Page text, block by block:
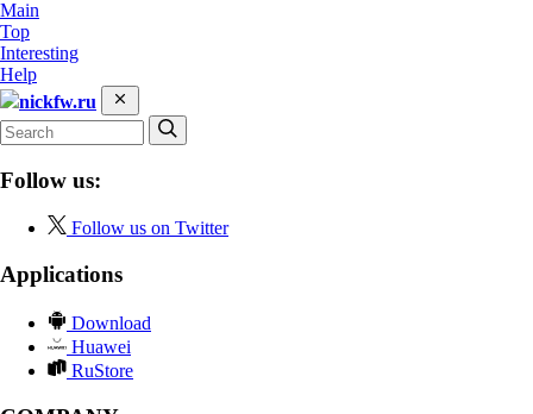
Main
Top
Interesting
Help
nickfw.ru
Follow us:
Follow us on Twitter
Applications
Download
Huawei
RuStore